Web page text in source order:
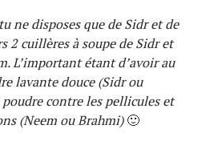
ne disposes que de Sidr et de
2 cuillères à soupe de Sidr et
L’important étant d’avoir au
lavante douce (Sidr ou
contre les pellicules et
(Neem ou Brahmi)🙂